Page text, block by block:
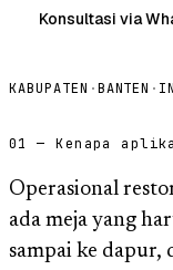
Konsultasi via
KABUPATEN ·BANTEN ·
01 — Kenapa
Operasional
ada meja yang
sampai ke dapur,